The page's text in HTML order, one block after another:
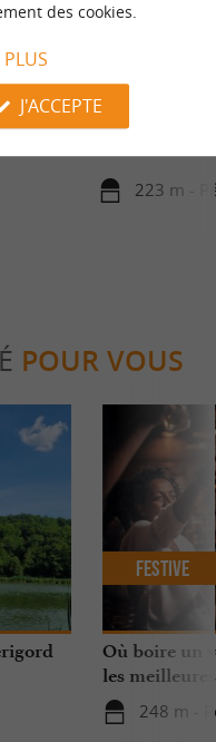
de
223 m -
POUR VOUS
Où boire un
les
248 m -
Festive
des cookies.
PLUS
J'ACCEPTE